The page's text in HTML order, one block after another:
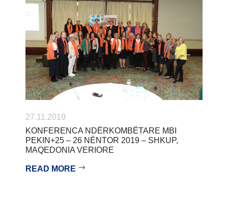
27.11.2019
KONFERENCA NDËRKOMBËTARE MBI
PEKIN+25 – 26 NËNTOR 2019 – SHKUP,
MAQEDONIA VERIORE
READ MORE